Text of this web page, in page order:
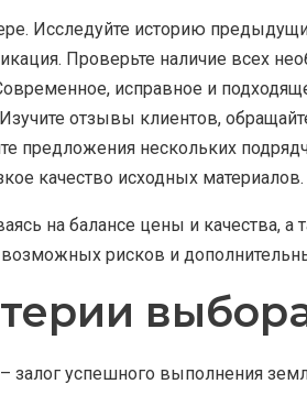
Исследуйте историю
Проверьте наличие всех
исправное и
отзывы клиентов,
предложения нескольких
качество исходных материалов.
на балансе цены и качества,
рисков и
залог успешного выполнения